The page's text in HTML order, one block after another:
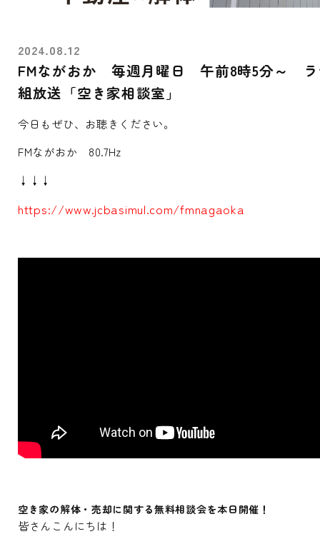
2024.08.12
FMながおか 毎週月曜日 午前8時5分～ ラ
組放送「空き家相談室」
今日もぜひ、お聴きください。
FMながおか 80.7Hz
↓↓↓
https://www.jcbasimul.com/fmnagaoka
空き家の解体・売却に関する無料相談会を本日開催！
皆さんこんにちは！